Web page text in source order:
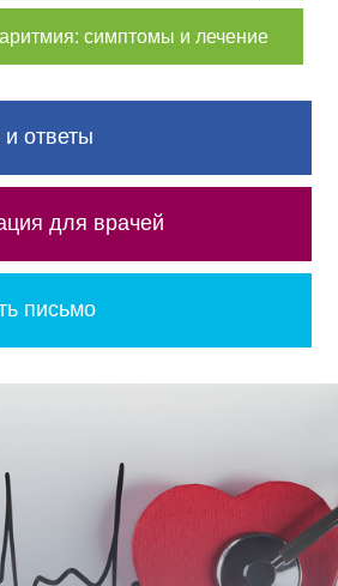
симптомы и лечение
ответы
для врачей
письмо